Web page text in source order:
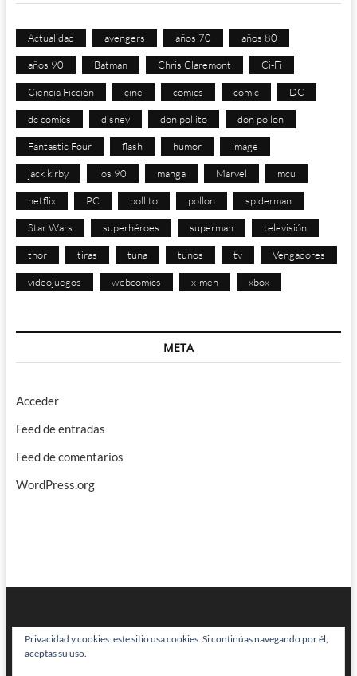
Actualidad avengers años 70 años 80
años 90 Batman Chris Claremont Ci-Fi
Ciencia Ficción cine comics cómic DC
dc comics disney don pollito don pollon
Fantastic Four flash humor image
jack kirby los 90 manga Marvel mcu
netflix PC pollito pollon spiderman
Star Wars superhéroes superman televisión
thor tiras tuna tunos tv Vengadores
videojuegos webcomics x-men xbox
META
Acceder
Feed de entradas
Feed de comentarios
WordPress.org
Privacidad y cookies: este sitio usa cookies. Si continúas navegando por él,
aceptas su uso.